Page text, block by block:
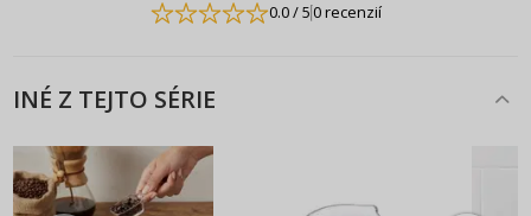
0.0/ 50 recenzií
INÉ Z TEJTO SÉRIE